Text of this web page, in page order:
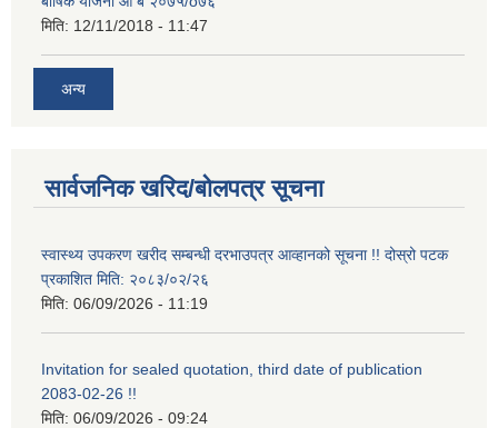
मिति: 12/11/2018 - 11:47
अन्य
सार्वजनिक खरिद/बोलपत्र सूचना
स्वास्थ्य उपकरण खरीद सम्बन्धी दरभाउपत्र आव्हानको सूचना !! दोस्रो पटक
प्रकाशित मिति: २०८३/०२/२६
मिति: 06/09/2026 - 11:19
Invitation for sealed quotation, third date of publication
2083-02-26 !!
मिति: 06/09/2026 - 09:24